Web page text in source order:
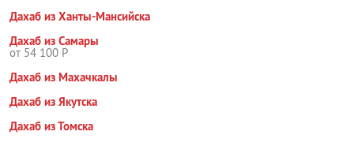
Дахаб из Ханты-Мансийска
Дахаб из Самары
от 54 100 Р
Дахаб из Махачкалы
Дахаб из Якутска
Дахаб из Томска